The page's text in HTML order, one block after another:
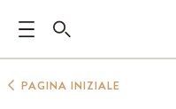
PAGINA INIZIALE